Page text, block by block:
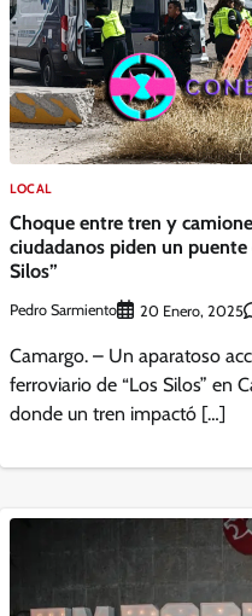
LOCAL
Choque entre tren y
ciudadanos piden un puente
Silos”
Pedro Sarmiento 20 Enero, 2025
Camargo. – Un aparatoso
ferroviario de “Los Silos” en
donde un tren impactó […]